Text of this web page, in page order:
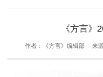
《方言》
作者：《方言》编辑部 来